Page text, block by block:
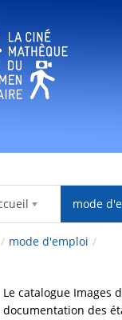
mode
/ mode d'emploi /
Le catalogue Images
documentation des